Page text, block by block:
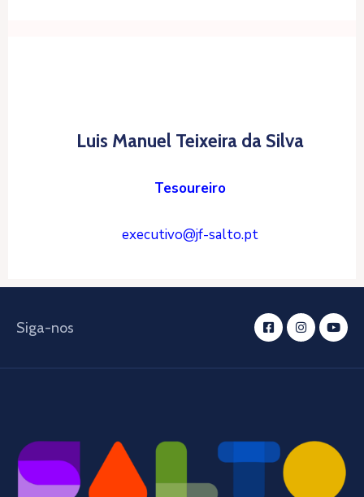
Luis Manuel Teixeira da Silva
Tesoureiro
executivo@jf-salto.pt
Siga-nos